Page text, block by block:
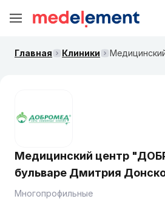
Главная Клиники
Медицинский центр
бульваре Дмитрия
Многопрофильные